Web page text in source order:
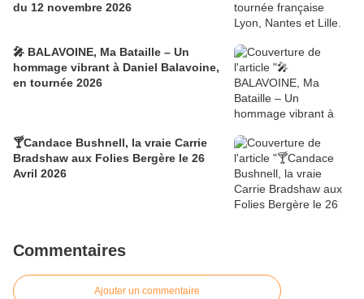
du 12 novembre 2026
🎤 BALAVOINE, Ma Bataille – Un
hommage vibrant à Daniel Balavoine,
en tournée 2026
🍸Candace Bushnell, la vraie Carrie
Bradshaw aux Folies Bergère le 26
Avril 2026
Commentaires
Ajouter un commentaire